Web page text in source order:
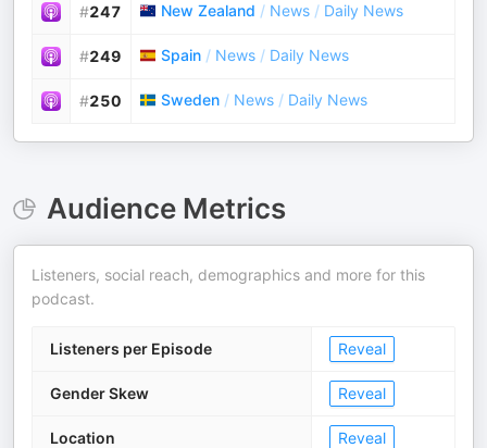
#247 New Zealand / News / Daily News
#249 Spain / News / Daily News
#250 Sweden / News / Daily News
Audience Metrics
Listeners, social reach, demographics and more for this
podcast.
Listeners per Episode Reveal
Gender Skew Reveal
Location Reveal